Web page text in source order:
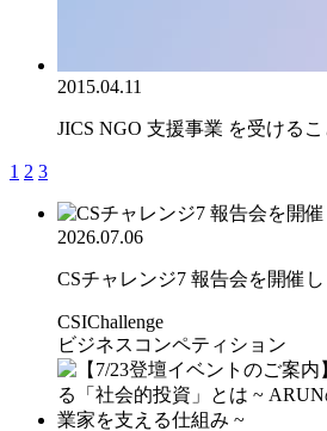
2015.04.11
JICS NGO 支援事業 を受ける
1 2 3
2026.07.06
CSチャレンジ7 報告会を開催し
CSIChallenge
ビジネスコンペティション